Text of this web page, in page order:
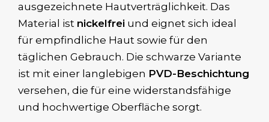
ausgezeichnete Hautverträglichkeit. Das
Material ist nickelfrei und eignet sich ideal
für empfindliche Haut sowie für den
täglichen Gebrauch. Die schwarze Variante
ist mit einer langlebigen PVD-Beschichtung
versehen, die für eine widerstandsfähige
und hochwertige Oberfläche sorgt.